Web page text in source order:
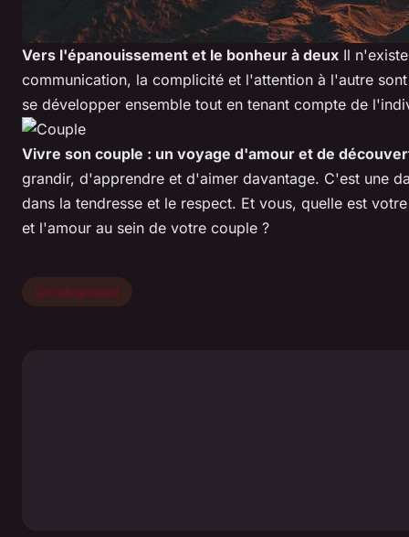
Vers l'épanouissement et le bonheur à deux Il
communication, la complicité et l'attention à l'autre
se développer ensemble tout en tenant compte de
Vivre son couple : un voyage d'amour et de
grandir, d'apprendre et d'aimer davantage. C'est une
dans la tendresse et le respect. Et vous, quelle est
et l'amour au sein de votre couple ?
Uncategorized